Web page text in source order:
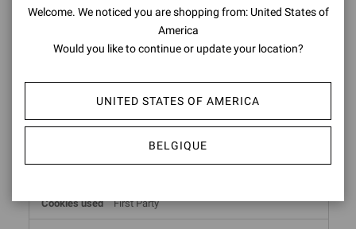
.gianvitorossi.com
_tt_enable_cookie
First Party
Welcome. We noticed you are shopping from: United States of
America
Would you like to continue or update your location?
UNITED STATES OF AMERICA
BELGIQUE